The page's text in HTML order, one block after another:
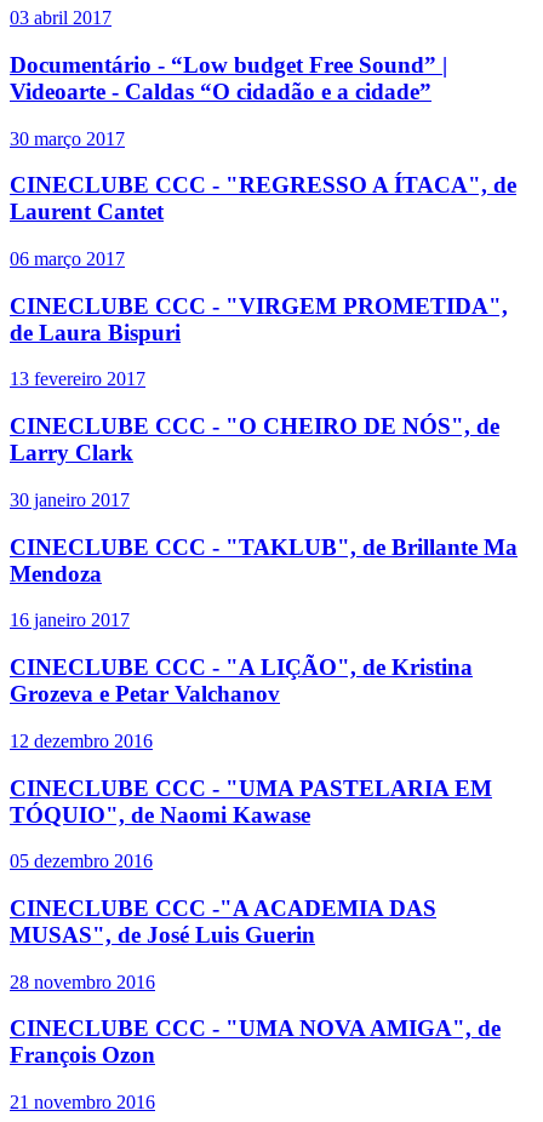
03 abril 2017
Documentário - “Low budget Free Sound” |
Videoarte - Caldas “O cidadão e a cidade”
30 março 2017
CINECLUBE CCC - "REGRESSO A ÍTACA", de
Laurent Cantet
06 março 2017
CINECLUBE CCC - "VIRGEM PROMETIDA",
de Laura Bispuri
13 fevereiro 2017
CINECLUBE CCC - "O CHEIRO DE NÓS", de
Larry Clark
30 janeiro 2017
CINECLUBE CCC - "TAKLUB", de Brillante Ma
Mendoza
16 janeiro 2017
CINECLUBE CCC - "A LIÇÃO", de Kristina
Grozeva e Petar Valchanov
12 dezembro 2016
CINECLUBE CCC - "UMA PASTELARIA EM
TÓQUIO", de Naomi Kawase
05 dezembro 2016
CINECLUBE CCC -"A ACADEMIA DAS
MUSAS", de José Luis Guerin
28 novembro 2016
CINECLUBE CCC - "UMA NOVA AMIGA", de
François Ozon
21 novembro 2016